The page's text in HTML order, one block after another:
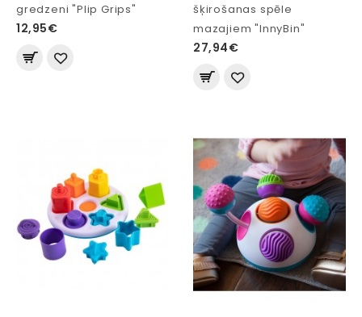
gredzeni "Plip Grips"
12,95€
šķirošanas spēle
mazajiem "InnyBin"
27,94€